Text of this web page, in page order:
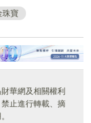
珠寶
華網及相關權利
止進行轉載、摘